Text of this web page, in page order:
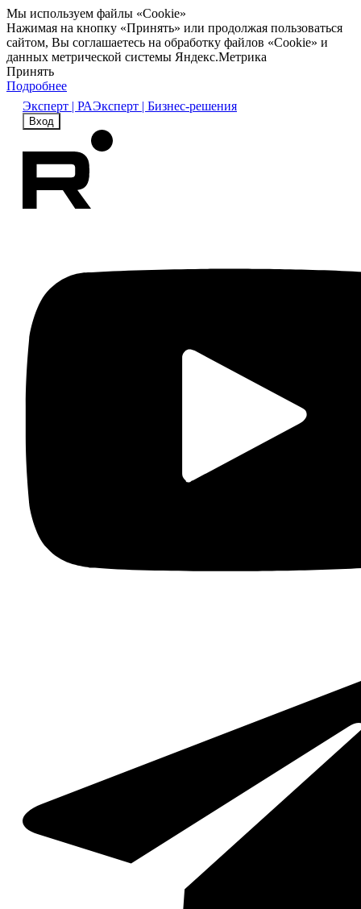
Мы используем файлы «Cookie»
Нажимая на кнопку «Принять» или продолжая пользоваться
сайтом, Вы соглашаетесь на обработку файлов «Cookie» и
данных метрической системы Яндекс.Метрика
Принять
Подробнее
Эксперт | РАЭксперт | Бизнес-решения
Вход